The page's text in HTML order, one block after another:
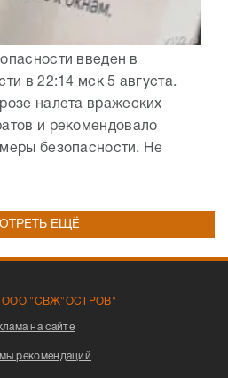
введен в
в 22:14 мск 5 августа.
налета вражеских
и рекомендовало
безопасности. Не
ЕЩЁ
ООО "СВЖ"ОСТРОВ"
на сайте
рекомендаций